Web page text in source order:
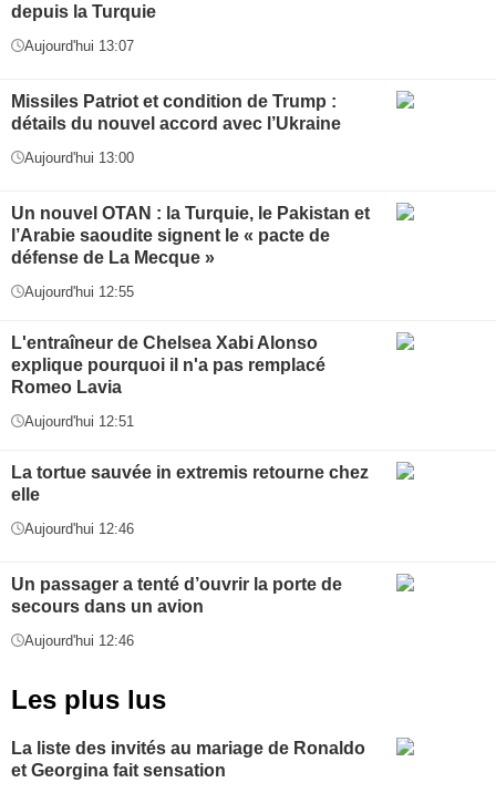
depuis la Turquie
Aujourd'hui 13:07
Missiles Patriot et condition de Trump :
détails du nouvel accord avec l’Ukraine
Aujourd'hui 13:00
Un nouvel OTAN : la Turquie, le Pakistan et
l’Arabie saoudite signent le « pacte de
défense de La Mecque »
Aujourd'hui 12:55
L'entraîneur de Chelsea Xabi Alonso
explique pourquoi il n'a pas remplacé
Romeo Lavia
Aujourd'hui 12:51
La tortue sauvée in extremis retourne chez
elle
Aujourd'hui 12:46
Un passager a tenté d’ouvrir la porte de
secours dans un avion
Aujourd'hui 12:46
Les plus lus
La liste des invités au mariage de Ronaldo
et Georgina fait sensation